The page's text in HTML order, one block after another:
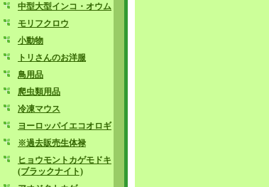
中型大型インコ・オウム
モリフクロウ
小動物
トリさんのお洋服
鳥用品
爬虫類用品
冷凍マウス
ヨーロッパイエコオロギ
※過去販売生体禄
ヒョウモントカゲモドキ
(ブラックナイト)